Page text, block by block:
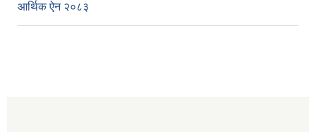
आर्थिक ऐन २०८३